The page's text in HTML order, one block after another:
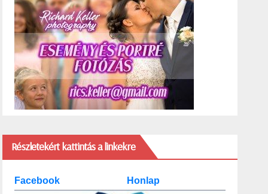
Részletekért kattintás a linkekre
Facebook Honlap